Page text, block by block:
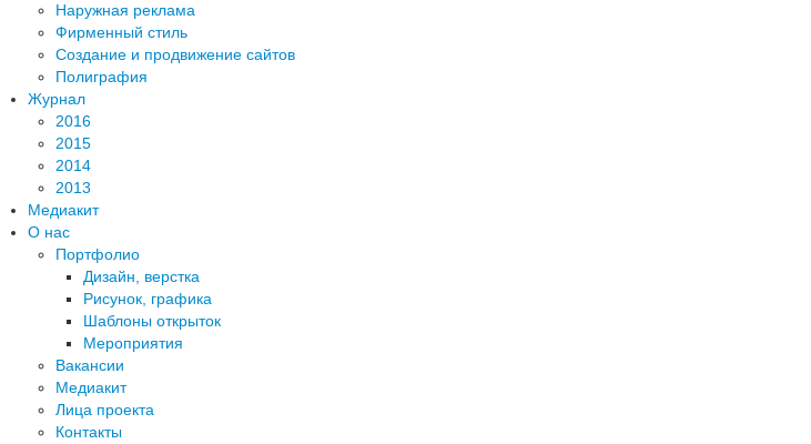
Наружная реклама
Фирменный стиль
Создание и продвижение сайтов
Полиграфия
Журнал
2016
2015
2014
2013
Медиакит
О нас
Портфолио
Дизайн, верстка
Рисунок, графика
Шаблоны открыток
Мероприятия
Вакансии
Медиакит
Лица проекта
Контакты